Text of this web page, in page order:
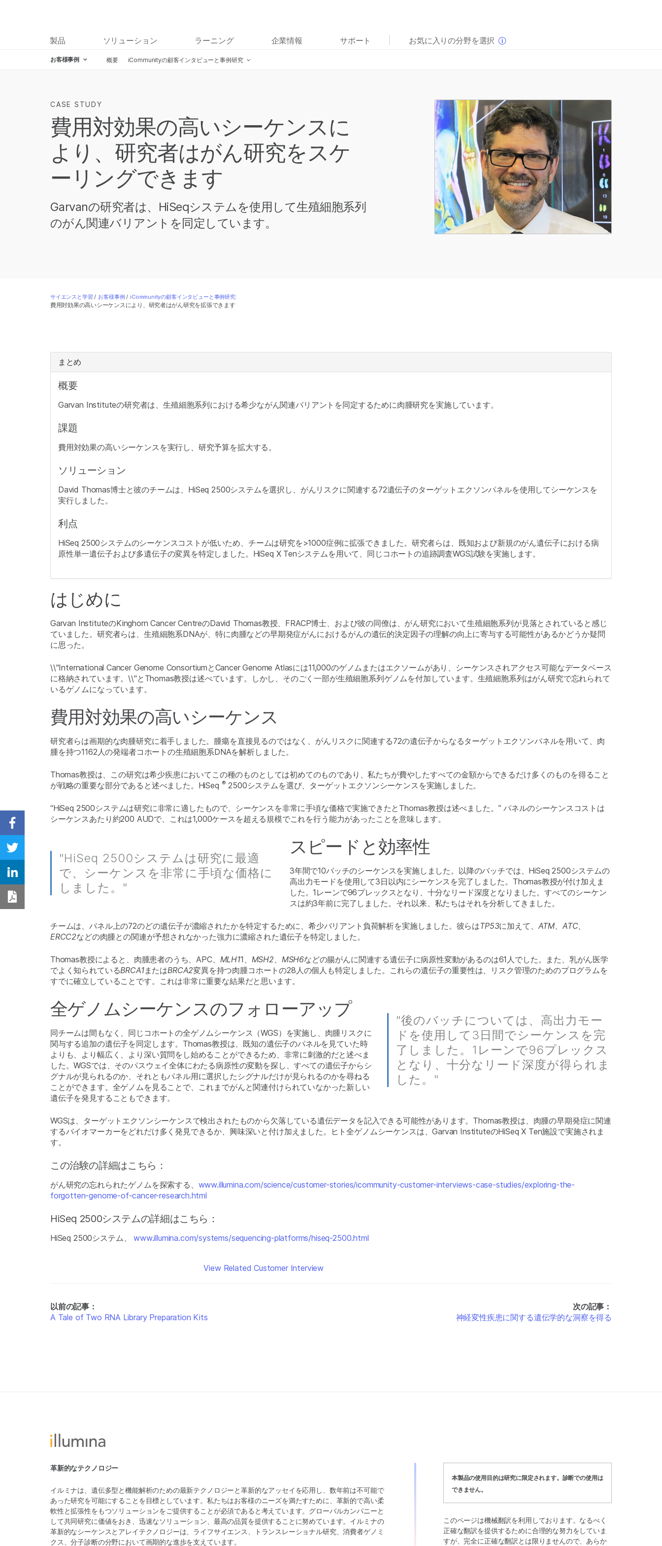
製品 ソリューション ラーニング 企業情報 サポート お気に入りの分野を選択
お客様事例 概要 iCommunityの顧客インタビューと事例研究
CASE STUDY
費用対効果の高いシーケンスに
より、研究者はがん研究をスケ
ーリングできます
Garvanの研究者は、HiSeqシステムを使用して生殖細胞系列
のがん関連バリアントを同定しています。
サイエンスと学習 / お客様事例 / iCommunityの顧客インタビューと事例研究:
費用対効果の高いシーケンスにより、研究者はがん研究を拡張できます
Share on Facebook
Share on Twitter
Share on Linkedin
Download PDF
まとめ
概要
Garvan Instituteの研究者は、生殖細胞系列における希少ながん関連バリアントを同定するために肉腫研究を実施しています。
課題
費用対効果の高いシーケンスを実行し、研究予算を拡大する。
ソリューション
David Thomas博士と彼のチームは、HiSeq 2500システムを選択し、がんリスクに関連する72遺伝子のターゲットエクソンパネルを使用してシーケンスを
実行しました。
利点
HiSeq 2500システムのシーケンスコストが低いため、チームは研究を>1000症例に拡張できました。研究者らは、既知および新規のがん遺伝子における病
原性単一遺伝子および多遺伝子の変異を特定しました。HiSeq X Tenシステムを用いて、同じコホートの追跡調査WGS試験を実施します。
はじめに
Garvan InstituteのKinghorn Cancer CentreのDavid Thomas教授、FRACP博士、および彼の同僚は、がん研究において生殖細胞系列が見落とされていると感じ
ていました。研究者らは、生殖細胞系DNAが、特に肉腫などの早期発症がんにおけるがんの遺伝的決定因子の理解の向上に寄与する可能性があるかどうか疑問
に思った。
\\"International Cancer Genome ConsortiumとCancer Genome Atlasには11,000のゲノムまたはエクソームがあり、シーケンスされアクセス可能なデータベース
に格納されています。\\"とThomas教授は述べています。しかし、そのごく一部が生殖細胞系列ゲノムを付加しています。生殖細胞系列はがん研究で忘れられて
いるゲノムになっています。
費用対効果の高いシーケンス
研究者らは画期的な肉腫研究に着手しました。腫瘍を直接見るのではなく、がんリスクに関連する72の遺伝子からなるターゲットエクソンパネルを用いて、肉
腫を持つ1162人の発端者コホートの生殖細胞系DNAを解析しました。
Thomas教授は、この研究は希少疾患においてこの種のものとしては初めてのものであり、私たちが費やしたすべての金額からできるだけ多くのものを得ること
が戦略の重要な部分であると述べました。HiSeq ® 2500システムを選び、ターゲットエクソンシーケンスを実施しました。
“HiSeq 2500システムは研究に非常に適したもので、シーケンスを非常に手頃な価格で実施できたとThomas教授は述べました。” パネルのシーケンスコストは
シーケンスあたり約200 AUDで、これは1,000ケースを超える規模でこれを行う能力があったことを意味します。
"HiSeq 2500システムは研究に最適
で、シーケンスを非常に手頃な価格に
しました。"
スピードと効率性
3年間で10バッチのシーケンスを実施しました。以降のバッチでは、HiSeq 2500システムの
高出力モードを使用して3日以内にシーケンスを完了しました。Thomas教授が付け加えま
した。1レーンで96プレックスとなり、十分なリード深度となりました。すべてのシーケン
スは約3年前に完了しました。それ以来、私たちはそれを分析してきました。
チームは、パネル上の72のどの遺伝子が濃縮されたかを特定するために、希少バリアント負荷解析を実施しました。彼らはTP53に加えて、 ATM、 ATC、
ERCC2などの肉腫との関連が予想されなかった強力に濃縮された遺伝子を特定しました。
Thomas教授によると、肉腫患者のうち、APC、 MLH11 MSH2 MSH6などの腸がんに関連する遺伝子に病原性変動があるのは61人でした。また、乳がん医学
でよく知られているBRCA1またはBRCA2変異を持つ肉腫コホートの28人の個人も特定しました。これらの遺伝子の重要性は、リスク管理のためのプログラムを
すでに確立していることです。これは非常に重要な結果だと思います。
"後のバッチについては、高出力モー
ドを使用して3日間でシーケンスを完
了しました。1レーンで96プレックス
となり、十分なリード深度が得られま
した。"
全ゲノムシーケンスのフォローアップ
同チームは間もなく、同じコホートの全ゲノムシーケンス（WGS）を実施し、肉腫リスクに
関与する追加の遺伝子を同定します。Thomas教授は、既知の遺伝子のパネルを見ていた時
よりも、より幅広く、より深い質問をし始めることができるため、非常に刺激的だと述べま
した。WGSでは、そのパスウェイ全体にわたる病原性の変動を探し、すべての遺伝子からシ
グナルが見られるのか、それともパネル用に選択したシグナルだけが見られるのかを尋ねる
ことができます。全ゲノムを見ることで、これまでがんと関連付けられていなかった新しい
遺伝子を発見することもできます。
WGSは、ターゲットエクソンシーケンスで検出されたものから欠落している遺伝データを記入できる可能性があります。Thomas教授は、肉腫の早期発症に関連
するバイオマーカーをどれだけ多く発見できるか、興味深いと付け加えました。ヒト全ゲノムシーケンスは、Garvan InstituteのHiSeq X Ten施設で実施されま
す。
この治験の詳細はこちら：
がん研究の忘れられたゲノムを探索する、 www.illumina.com/science/customer-stories/icommunity-customer-interviews-case-studies/exploring-the-
forgotten-genome-of-cancer-research.html
HiSeq 2500システムの詳細はこちら：
HiSeq 2500システム、www.illumina.com/systems/sequencing-platforms/hiseq-2500.html
View Related Customer Interview
以前の記事：
A Tale of Two RNA Library Preparation Kits
次の記事：
神経変性疾患に関する遺伝学的な洞察を得る
本製品の使用目的は研究に限定されます。診断での使用は
できません。
このページは機械翻訳を利用しております。なるべく
正確な翻訳を提供するために合理的な努力をしていま
すが、完全に正確な翻訳とは限りませんので、あらか
革新的なテクノロジー
イルミナは、遺伝多型と機能解析のための最新テクノロジーと革新的なアッセイを応用し、数年前は不可能で
あった研究を可能にすることを目標としています。私たちはお客様のニーズを満たすために、革新的で高い柔
軟性と拡張性をもつソリューションをご提供することが必須であると考えています。グローバルカンパニーと
して共同研究に価値をおき、迅速なソリューション、最高の品質を提供することに努めています。イルミナの
革新的なシーケンスとアレイテクノロジーは、ライフサイエンス、トランスレーショナル研究、消費者ゲノミ
クス、分子診断の分野において画期的な進歩を支えています。
お気に入りの分野を選択すると、関連性の高いコンテン
ツへのリンクが表示されます:
がん研究